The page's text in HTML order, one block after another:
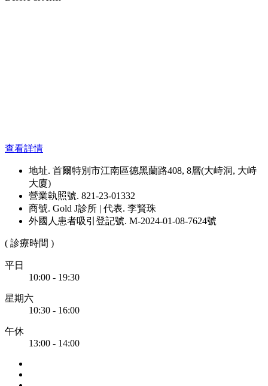
查看詳情
地址. 首爾特別市江南區德黑蘭路408, 8層(大峙洞, 大峙
大廈)
營業執照號. 821-23-01332
商號. Gold J診所 | 代表. 李賢珠
外國人患者吸引登記號. M-2024-01-08-7624號
( 診療時間 )
平日
10:00 - 19:30
星期六
10:30 - 16:00
午休
13:00 - 14:00